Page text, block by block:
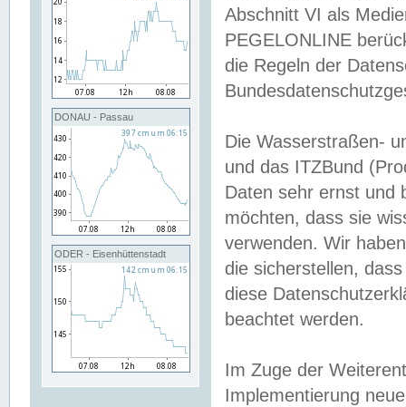
DONAU - Passau
ODER - Eisenhüttenstadt
Abschnitt VI als
PEGELONLINE
die Regeln der
Die Wasserstraßen-
und das ITZBund
Daten sehr ernst und
möchten, dass sie
verwenden. Wir
die sicherstellen,
diese
beachtet werden.
Im Zuge der
Implementierung